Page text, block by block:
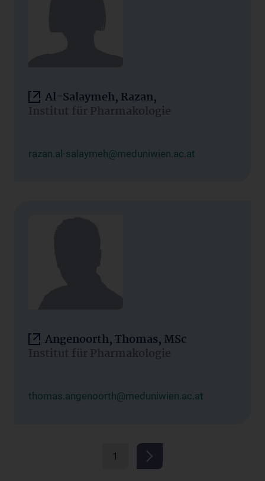
Al-Salaymeh, Razan,
Institut für Pharmakologie
razan.al-salaymeh@meduniwien.ac.at
Angenoorth, Thomas, MSc
Institut für Pharmakologie
thomas.angenoorth@meduniwien.ac.at
1